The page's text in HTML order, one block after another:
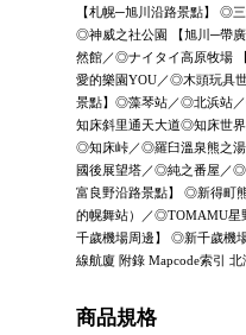
【札幌─旭川沿路景點】 ◎
◎神威之社公園 【旭川─帶
然館／◎ナイタイ高原牧場
愛的樂園YOU／◎木頭玩具
景點】◎藻琴站／◎北浜站
知床斜里通天大道◎知床世
◎知床峠／◎羅臼溫泉熊之
國後展望塔／◎純之番屋／
富良野沿路景點】 ◎新得町
的幌舞站）／◎TOMAMU星
千歲機場周邊】 ◎新千歲機
線航廈 附錄 Mapcode索引
商品規格